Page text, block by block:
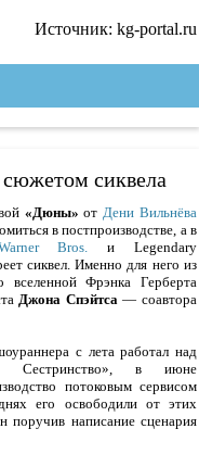
Источник: kg-portal.ru
сиквела
«Дюны» отДени Вильнёва
в постпроизводстве, а в
Bros. и Legendary
сиквел. Именно для него из
вселенной Фрэнка Герберта
Джона Спэйтса— соавтора
с лета работал над
Сестринство», в июне
потоковым сервисом
его освободили от этих
поручив написание сценария